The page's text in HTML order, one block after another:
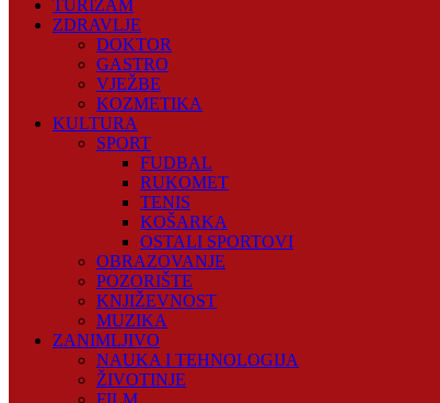
TURIZAM
ZDRAVLJE
DOKTOR
GASTRO
VJEŽBE
KOZMETIKA
KULTURA
SPORT
FUDBAL
RUKOMET
TENIS
KOŠARKA
OSTALI SPORTOVI
OBRAZOVANJE
POZORIŠTE
KNJIŽEVNOST
MUZIKA
ZANIMLJIVO
NAUKA I TEHNOLOGIJA
ŽIVOTINJE
FILM